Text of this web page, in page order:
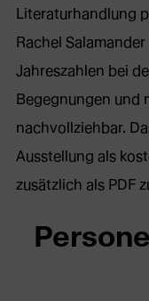
Literaturhandlung
Rachel
Jahreszahlen bei
Begegnungen und
nachvollziehbar.
Ausstellung als
zusätzlich als PDF